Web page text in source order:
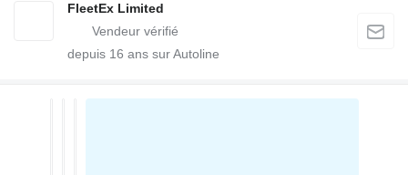
FleetEx Limited
depuis 16 ans sur Autoline